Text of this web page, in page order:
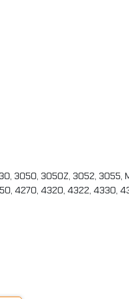
3050, 3050Z, 3052, 3055,
4270, 4320, 4322, 4330,